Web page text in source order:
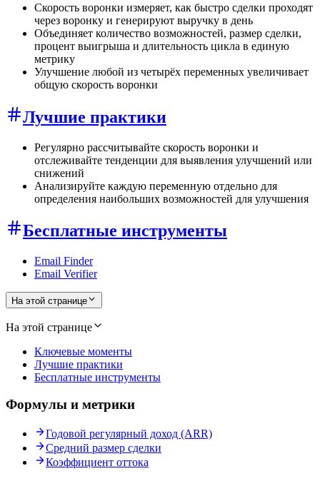
Скорость воронки измеряет, как быстро сделки проходят
через воронку и генерируют выручку в день
Объединяет количество возможностей, размер сделки,
процент выигрыша и длительность цикла в единую
метрику
Улучшение любой из четырёх переменных увеличивает
общую скорость воронки
Лучшие практики
Регулярно рассчитывайте скорость воронки и
отслеживайте тенденции для выявления улучшений или
снижений
Анализируйте каждую переменную отдельно для
определения наибольших возможностей для улучшения
Бесплатные инструменты
Email Finder
Email Verifier
На этой странице
На этой странице
Ключевые моменты
Лучшие практики
Бесплатные инструменты
Формулы и метрики
Годовой регулярный доход (ARR)
Средний размер сделки
Коэффициент оттока